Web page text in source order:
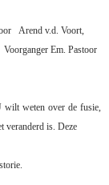
Arend v.d. Voort,
Voorganger Em. Pastoor
wilt weten over de fusie,
veranderd is. Deze